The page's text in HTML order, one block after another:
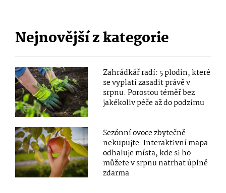
Nejnovější z kategorie
Zahrádkář radí: 5 plodin, které
se vyplatí zasadit právě v
srpnu. Porostou téměř bez
jakékoliv péče až do podzimu
Sezónní ovoce zbytečně
nekupujte. Interaktivní mapa
odhaluje místa, kde si ho
můžete v srpnu natrhat úplně
zdarma